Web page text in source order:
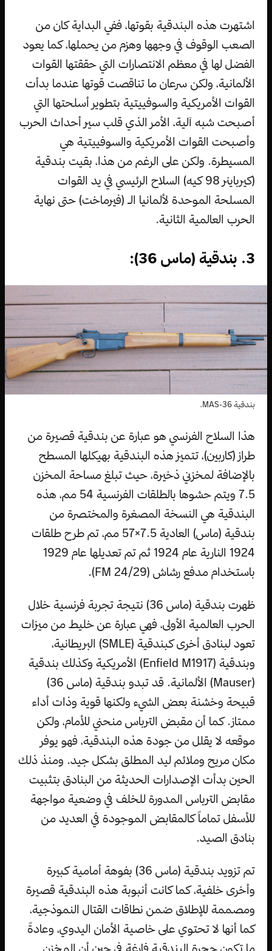
اشتهرت هذه البندقية بقوتها، ففي البداية كان من
الصعب الوقوف في وجهها وهزم من يحملها، كما يعود
الفضل لها في معظم الانتصارات التي حققتها القوات
الألمانية، ولكن سرعان ما تناقصت قوتها عندما بدأت
القوات الأمريكية والسوفييتية بتطوير أسلحتها التي
أصبحت شبه آلية، الأمر الذي قلب سير أحداث الحرب
وأصبحت القوات الأمريكية والسوفييتية هي
المسيطرة. ولكن على الرغم من هذا، بقيت بندقية
(كيرباينر 98 كيه) السلاح الرئيسي في يد القوات
المسلحة الموحدة لألمانيا الـ (فيرماخت) حتى نهاية
الحرب العالمية الثانية.
3. بندقية (ماس 36):
بندقية MAS-36.
هذا السلاح الفرنسي هو عبارة عن بندقية قصيرة من
طراز (كاربين)، تتميز هذه البندقية بهيكلها المسطح
بالإضافة لمخزني ذخيرة، حيث تبلغ مساحة المخزن
7.5 ويتم حشوها بالطلقات الفرنسية 54 مم، هذه
البندقية هي النسخة المصغرة والمختصرة من
بندقية (ماس) العادية 7.5×57 مم، تم طرح طلقات
1924 النارية عام 1924 ثم تم تعديلها عام 1929
باستخدام مدفع رشاش (FM 24/29).
ظهرت بندقية (ماس 36) نتيجة تجربة فرنسية خلال
الحرب العالمية الأولى، فهي عبارة عن خليط من ميزات
تعود لبنادق أخرى كبندقية (SMLE) البريطانية،
وبندقية (Enfield M1917) الأمريكية وكذلك بندقية
(Mauser) الألمانية. قد تبدو بندقية (ماس 36)
قبيحة وخشنة بعض الشيء ولكنها قوية وذات أداء
ممتاز. كما أن مقبض الترباس منحني للأمام، ولكن
موقعه لا يقلل من جودة هذه البندقية، فهو يوفر
مكان مريح وملائم ليد المطلق بشكل جيد. ومنذ ذلك
الحين بدأت الإصدارات الحديثة من البنادق بتثبيت
مقابض الترباس المدورة للخلف في وضعية مواجهة
للأسفل تماماً كالمقابض الموجودة في العديد من
بنادق الصيد.
تم تزويد بندقية (ماس 36) بفوهة أمامية كبيرة
وأخرى خلفية، كما كانت أنبوبة هذه البندقية قصيرة
ومصممة للإطلاق ضمن نطاقات القتال النموذجية،
كما أنها لا تحتوي على خاصية الأمان اليدوي، وعادةً
ما تكون حجرة البندقية فارغة في حين أن المخزن